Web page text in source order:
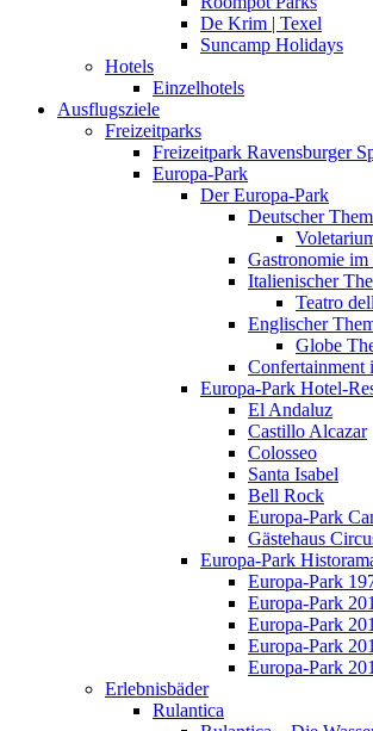
De Krim | Texel
Suncamp Holidays
Hotels
Einzelhotels
Ausflugsziele
Freizeitparks
Freizeitpark Ravensburger
Europa-Park
Der Europa-Park
Deutscher
Gastronomie
Italienischer
Teatro
Englischer
Globe
Confertainment
Europa-Park Hotel-
El Andaluz
Castillo Alcazar
Colosseo
Santa Isabel
Bell Rock
Europa-Park
Gästehaus
Europa-Park
Europa-Park
Europa-Park
Europa-Park
Europa-Park
Europa-Park
Erlebnisbäder
Rulantica